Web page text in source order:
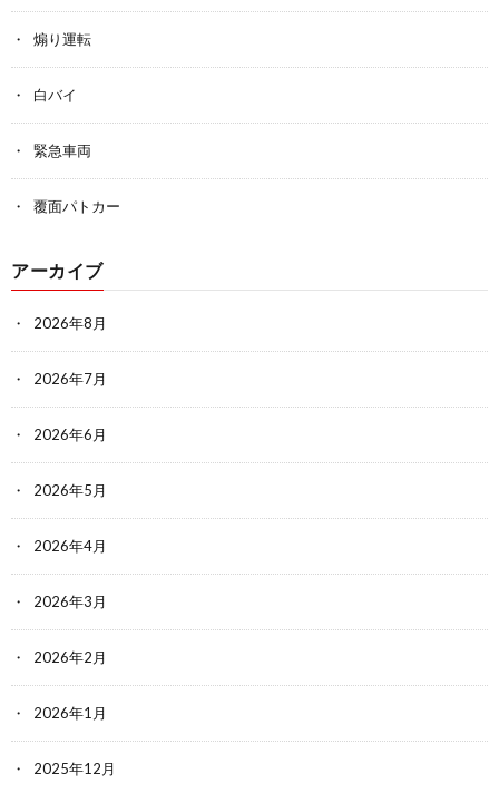
煽り運転
白バイ
緊急車両
覆面パトカー
アーカイブ
2026年8月
2026年7月
2026年6月
2026年5月
2026年4月
2026年3月
2026年2月
2026年1月
2025年12月